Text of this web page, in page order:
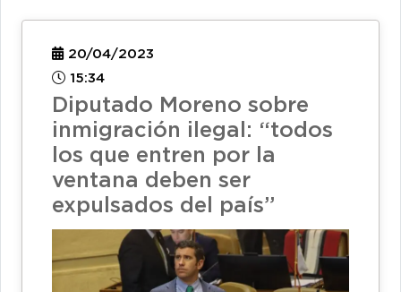
20/04/2023
15:34
Diputado Moreno sobre
inmigración ilegal: “todos
los que entren por la
ventana deben ser
expulsados del país”